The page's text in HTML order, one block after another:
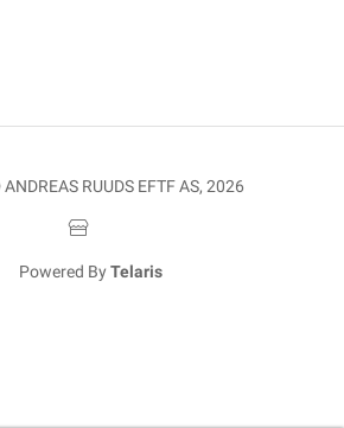
RUUDS EFTF AS, 2026
Powered By Telaris